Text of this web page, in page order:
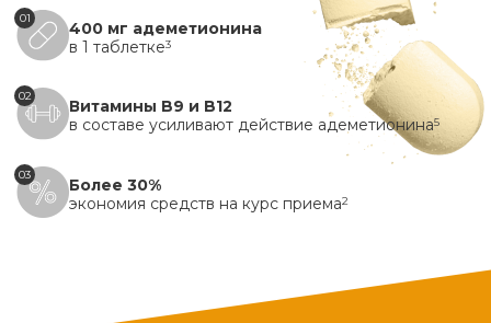
01
400 мг адеметионина
в 1 таблетке3
02
Витамины B9 и B12
в составе усиливают действие адеметионина5
03
Более 30%
экономия средств на курс приема2